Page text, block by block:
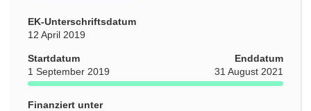
EK-Unterschriftsdatum
12 April 2019
Startdatum
1 September 2019
Enddatum
31 August 2021
Finanziert unter